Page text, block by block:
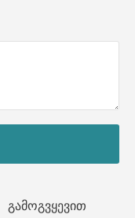
გამოგვყევით